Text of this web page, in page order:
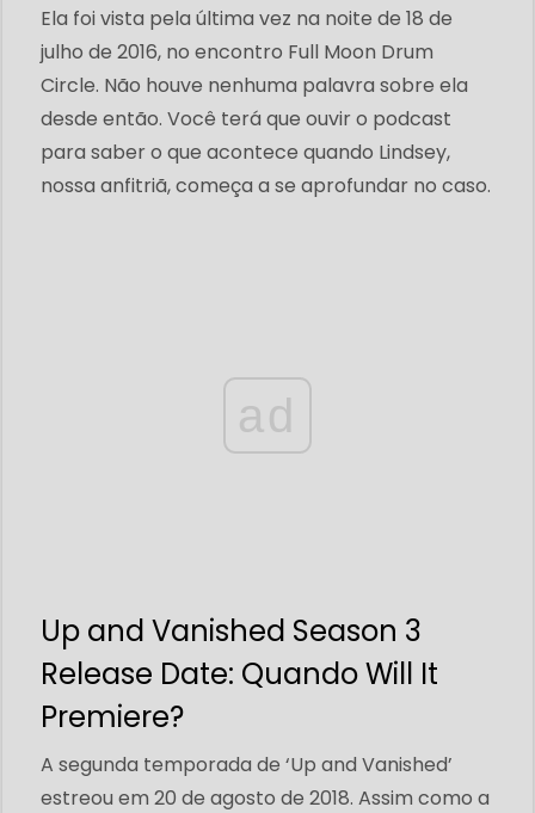
Ela foi vista pela última vez na noite de 18 de
julho de 2016, no encontro Full Moon Drum
Circle. Não houve nenhuma palavra sobre ela
desde então. Você terá que ouvir o podcast
para saber o que acontece quando Lindsey,
nossa anfitriã, começa a se aprofundar no caso.
ad
Up and Vanished Season 3
Release Date: Quando Will It
Premiere?
A segunda temporada de ‘Up and Vanished’
estreou em 20 de agosto de 2018. Assim como a